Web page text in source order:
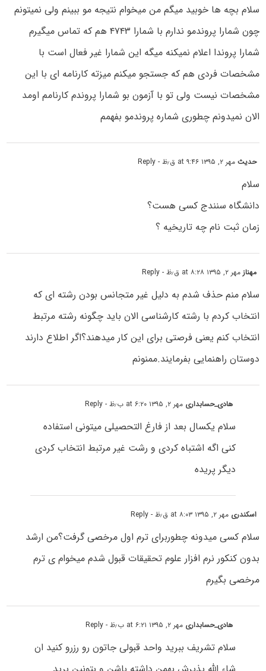
سلام بچه ها خوبید میگم من میخوام نتیجه مو ببینم ولی نمیتونم
چون شمارا پروندمو ندارم با شمارا ۴۷۴۳ هم که تماس میگیرم
شمارا پروندا اعلام نمیکنه میگه این شمارا غیر فعال است با
مشخصات فردی هم که جستجو میکنم میزته کارنامه ای با این
مشخصات نیست ولی تو با آزمون بو شمارا پروندم کارنامم اومد
الان نمیدونم چطوری شماره پروندمو بفهمم
حدیثمهر ۲, ۱۳۹۵ at ۹:۴۶ ق٫ظ - Reply
سلام
دانشگاه سنندج کسی هست؟
زمان ثبت نام چه تاریخیه ؟
مهنازمهر ۲, ۱۳۹۵ at ۸:۲۸ ق٫ظ - Reply
سلام منم حذف شدم به دلیل غیر متجانس بودن رشته ای که
انتخاب کردم با رشته کارشناسی الان باید چگونه رشته مرتبط
انتخاب کنم یعنی فرصتی برای این کار میدهند؟اگر اطلاع دارند
دوستان راهنمایی بفرمایند.ممنونم
هادی_حسابداری مهر ۲, ۱۳۹۵ at ۶:۲۰ ب٫ظ - Reply
سلام یکسال بعد از فارغ التحصیلی میتونی استفاده
کنی اگه اشتباه کردی و رشت غیر مرتبط انتخاب کردی
دیگر پریده
اسکندری مهر ۲, ۱۳۹۵ at ۸:۰۳ ق٫ظ - Reply
سلام کسی میدونه چطوربرای ترم اول مرخصی گرفت؟من ارشد
بدون کنکور نرم افزار علوم تحقیقات قبول شدم میخوام ی ترم
مرخصی بگیرم
هادی_حسابداری مهر ۲, ۱۳۹۵ at ۶:۲۱ ب٫ظ - Reply
سلام تشریف ببرید واحد قبولی جاتون رو رزرو کنید ان